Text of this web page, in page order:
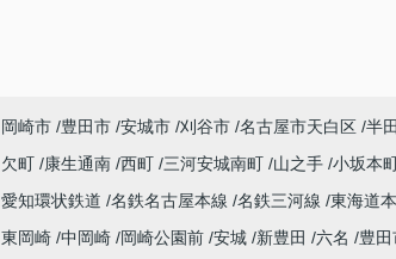
岡崎市 豊田市 安城市 刈谷市 名古屋市天白区 半
欠町 康生通南 西町 三河安城南町 山之手 小坂本
愛知環状鉄道 名鉄名古屋本線 名鉄三河線 東海道
東岡崎 中岡崎 岡崎公園前 安城 新豊田 六名 豊田